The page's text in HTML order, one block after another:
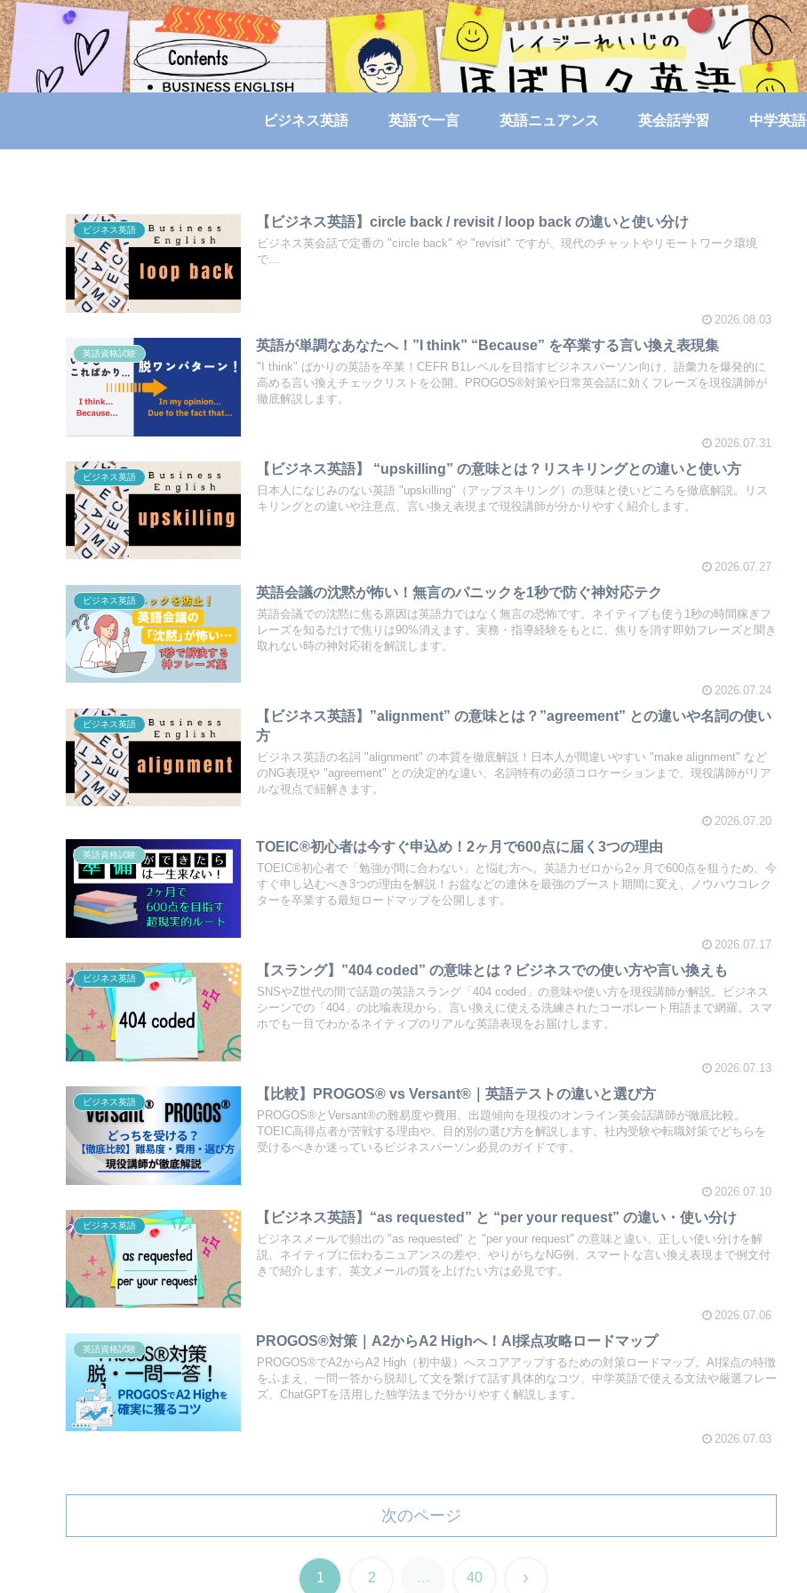
ビジネス英語 英語で一言 英語ニュアンス 英会話学習 中学英語
ビジネス英語
【ビジネス英語】circle back / revisit / loop back の違いと使い分け
ビジネス英会話で定番の "circle back" や "revisit" ですが、現代のチャットやリモートワーク環境
で...
2026.08.03
英語資格試験
英語が単調なあなたへ！”I think” “Because” を卒業する言い換え表現集
"I think" ばかりの英語を卒業！CEFR B1レベルを目指すビジネスパーソン向け、語彙力を爆発的に
高める言い換えチェックリストを公開。PROGOS®対策や日常英会話に効くフレーズを現役講師が
徹底解説します。
2026.07.31
ビジネス英語
【ビジネス英語】 “upskilling” の意味とは？リスキリングとの違いと使い方
日本人になじみのない英語 "upskilling"（アップスキリング）の意味と使いどころを徹底解説。リス
キリングとの違いや注意点、言い換え表現まで現役講師が分かりやすく紹介します。
2026.07.27
ビジネス英語
英語会議の沈黙が怖い！無言のパニックを1秒で防ぐ神対応テク
英語会議での沈黙に焦る原因は英語力ではなく無言の恐怖です。ネイティブも使う1秒の時間稼ぎフ
レーズを知るだけで焦りは90%消えます。実務・指導経験をもとに、焦りを消す即効フレーズと聞き
取れない時の神対応術を解説します。
2026.07.24
ビジネス英語
【ビジネス英語】”alignment” の意味とは？”agreement” との違いや名詞の使い
方
ビジネス英語の名詞 "alignment" の本質を徹底解説！日本人が間違いやすい "make alignment" など
のNG表現や "agreement" との決定的な違い、名詞特有の必須コロケーションまで、現役講師がリア
ルな視点で紐解きます。
2026.07.20
英語資格試験
TOEIC®初心者は今すぐ申込め！2ヶ月で600点に届く3つの理由
TOEIC®初心者で「勉強が間に合わない」と悩む方へ。英語力ゼロから2ヶ月で600点を狙うため、今
すぐ申し込むべき3つの理由を解説！お盆などの連休を最強のブースト期間に変え、ノウハウコレク
ターを卒業する最短ロードマップを公開します。
2026.07.17
ビジネス英語
【スラング】”404 coded” の意味とは？ビジネスでの使い方や言い換えも
SNSやZ世代の間で話題の英語スラング「404 coded」の意味や使い方を現役講師が解説。ビジネス
シーンでの「404」の比喩表現から、言い換えに使える洗練されたコーポレート用語まで網羅。スマ
ホでも一目でわかるネイティブのリアルな英語表現をお届けします。
2026.07.13
ビジネス英語
【比較】PROGOS® vs Versant®｜英語テストの違いと選び方
PROGOS®とVersant®の難易度や費用、出題傾向を現役のオンライン英会話講師が徹底比較。
TOEIC高得点者が苦戦する理由や、目的別の選び方を解説します。社内受験や転職対策でどちらを
受けるべきか迷っているビジネスパーソン必見のガイドです。
2026.07.10
ビジネス英語
【ビジネス英語】“as requested” と “per your request” の違い・使い分け
ビジネスメールで頻出の "as requested" と "per your request" の意味と違い、正しい使い分けを解
説。ネイティブに伝わるニュアンスの差や、やりがちなNG例、スマートな言い換え表現まで例文付
きで紹介します。英文メールの質を上げたい方は必見です。
2026.07.06
英語資格試験
PROGOS®対策｜A2からA2 Highへ！AI採点攻略ロードマップ
PROGOS®でA2からA2 High（初中級）へスコアアップするための対策ロードマップ。AI採点の特徴
をふまえ、一問一答から脱却して文を繋げて話す具体的なコツ、中学英語で使える文法や厳選フレー
ズ、ChatGPTを活用した独学法まで分かりやすく解説します。
2026.07.03
次のページ
1 2 … 40 次